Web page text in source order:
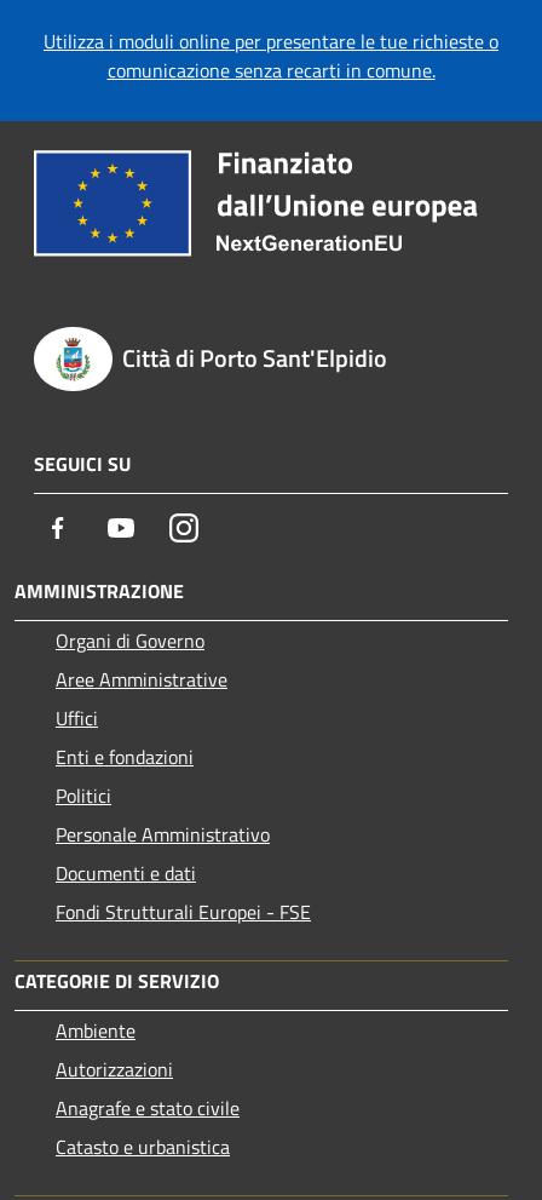
Utilizza i moduli online per presentare le tue richieste o
comunicazione senza recarti in comune.
Città di Porto Sant'Elpidio
SEGUICI SU
Facebook YoutubeInstagram
AMMINISTRAZIONE
Organi di Governo
Aree Amministrative
Uffici
Enti e fondazioni
Politici
Personale Amministrativo
Documenti e dati
Fondi Strutturali Europei - FSE
CATEGORIE DI SERVIZIO
Ambiente
Autorizzazioni
Anagrafe e stato civile
Catasto e urbanistica